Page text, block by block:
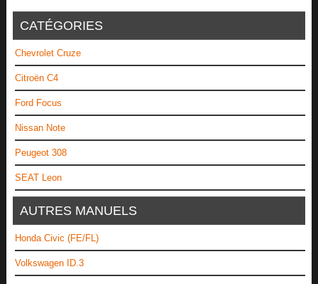
CATÉGORIES
Chevrolet Cruze
Citroën C4
Ford Focus
Nissan Note
Peugeot 308
SEAT Leon
AUTRES MANUELS
Honda Civic (FE/FL)
Volkswagen ID.3